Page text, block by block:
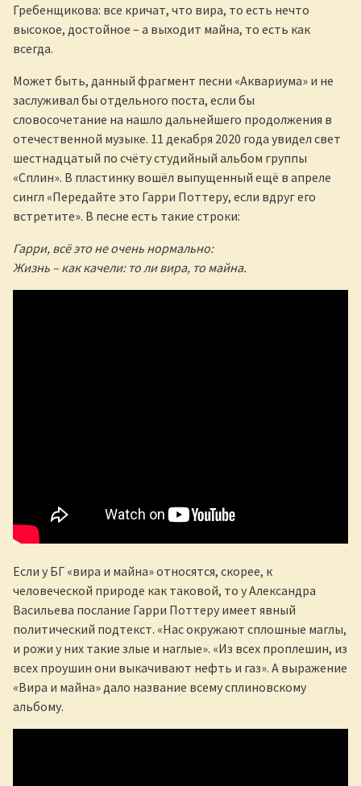
Гребенщикова: все кричат, что вира, то есть нечто
высокое, достойное – а выходит майна, то есть как
всегда.
Может быть, данный фрагмент песни «Аквариума» и не
заслуживал бы отдельного поста, если бы
словосочетание на нашло дальнейшего продолжения в
отечественной музыке. 11 декабря 2020 года увидел свет
шестнадцатый по счёту студийный альбом группы
«Сплин». В пластинку вошёл выпущенный ещё в апреле
сингл «Передайте это Гарри Поттеру, если вдруг его
встретите». В песне есть такие строки:
Гарри, всё это не очень нормально:
Жизнь – как качели: то ли вира, то майна.
Если у БГ «вира и майна» относятся, скорее, к
человеческой природе как таковой, то у Александра
Васильева послание Гарри Поттеру имеет явный
политический подтекст. «Нас окружают сплошные маглы,
и рожи у них такие злые и наглые». «Из всех проплешин, из
всех проушин они выкачивают нефть и газ». А выражение
«Вира и майна» дало название всему сплиновскому
альбому.